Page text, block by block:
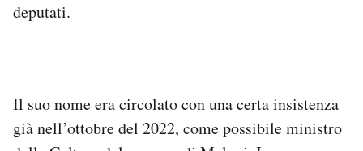
deputati.
Il suo nome era circolato con una certa insistenza
già nell’ottobre del 2022, come possibile ministro